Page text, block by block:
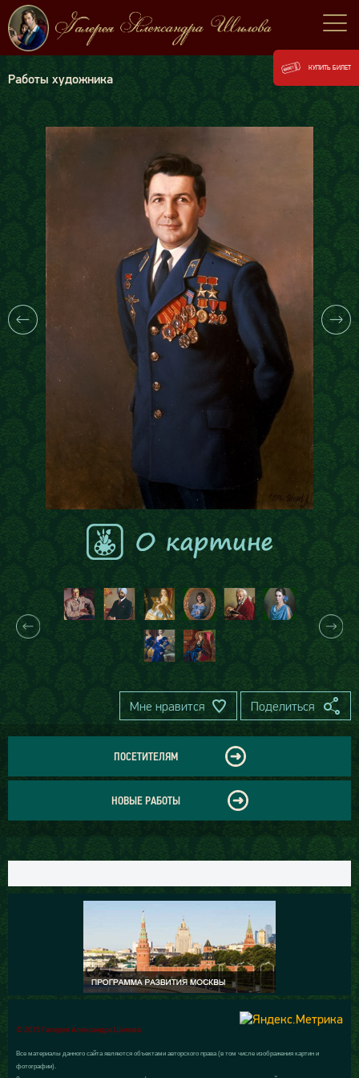
Работы художника
Мне нравится Поделиться
ПОСЕТИТЕЛЯМ
НОВЫЕ РАБОТЫ
© 2015 Галерея Александра Шилова
Все материалы данного сайта являются объектами авторского права (в том числе изображения картин и
фотографии).
КУПИТЬ БИЛЕТ